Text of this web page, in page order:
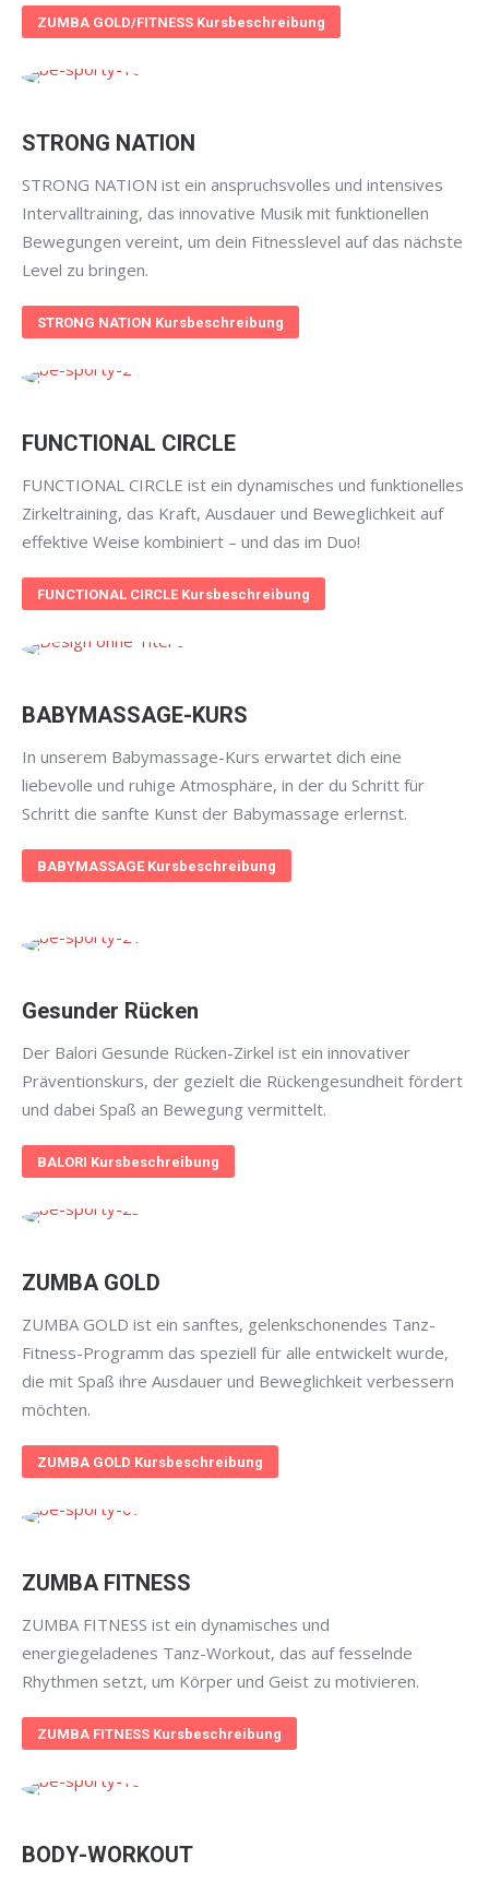
ZUMBA GOLD/FITNESS Kursbeschreibung
STRONG NATION
STRONG NATION ist ein anspruchsvolles und intensives
Intervalltraining, das innovative Musik mit funktionellen
Bewegungen vereint, um dein Fitnesslevel auf das nächste
Level zu bringen.
STRONG NATION Kursbeschreibung
FUNCTIONAL CIRCLE
FUNCTIONAL CIRCLE ist ein dynamisches und funktionelles
Zirkeltraining, das Kraft, Ausdauer und Beweglichkeit auf
effektive Weise kombiniert – und das im Duo!
FUNCTIONAL CIRCLE Kursbeschreibung
BABYMASSAGE-KURS
In unserem Babymassage-Kurs erwartet dich eine
liebevolle und ruhige Atmosphäre, in der du Schritt für
Schritt die sanfte Kunst der Babymassage erlernst.
BABYMASSAGE Kursbeschreibung
Gesunder Rücken
Der Balori Gesunde Rücken-Zirkel ist ein innovativer
Präventionskurs, der gezielt die Rückengesundheit fördert
und dabei Spaß an Bewegung vermittelt.
BALORI Kursbeschreibung
ZUMBA GOLD
ZUMBA GOLD ist ein sanftes, gelenkschonendes Tanz-
Fitness-Programm das speziell für alle entwickelt wurde,
die mit Spaß ihre Ausdauer und Beweglichkeit verbessern
möchten.
ZUMBA GOLD Kursbeschreibung
ZUMBA FITNESS
ZUMBA FITNESS ist ein dynamisches und
energiegeladenes Tanz-Workout, das auf fesselnde
Rhythmen setzt, um Körper und Geist zu motivieren.
ZUMBA FITNESS Kursbeschreibung
BODY-WORKOUT